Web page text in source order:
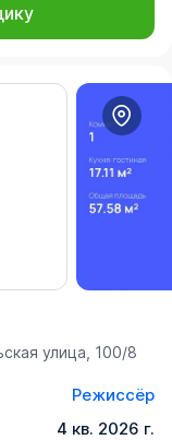
улица, 100/8
Режиссёр
4 кв. 2026 г.